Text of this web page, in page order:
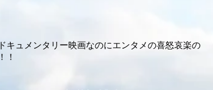
キュメンタリー映画なのにエンタメの喜怒哀楽の
！